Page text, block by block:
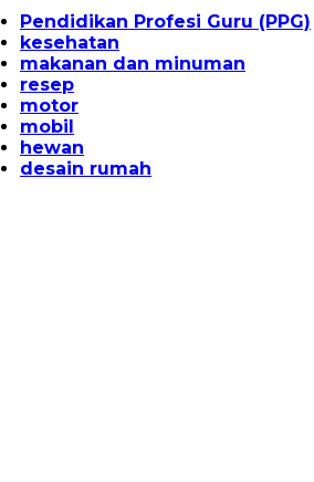
Pendidikan Profesi Guru (PPG)
kesehatan
makanan dan minuman
resep
motor
mobil
hewan
desain rumah